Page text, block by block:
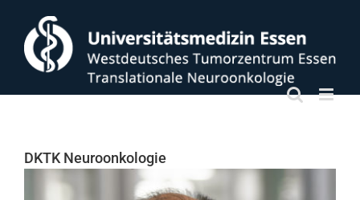
Inhalt
springen
DKTK Neuroonkologie